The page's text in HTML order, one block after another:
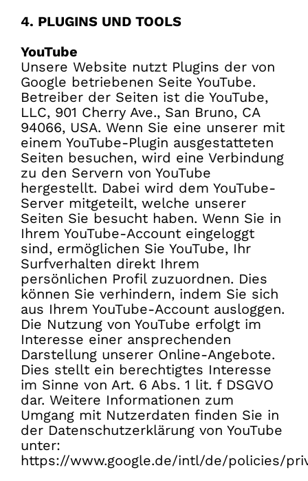
4. PLUGINS UND TOOLS
YouTube
Unsere Website nutzt Plugins der von
Google betriebenen Seite YouTube.
Betreiber der Seiten ist die YouTube,
LLC, 901 Cherry Ave., San Bruno, CA
94066, USA. Wenn Sie eine unserer mit
einem YouTube-Plugin ausgestatteten
Seiten besuchen, wird eine Verbindung
zu den Servern von YouTube
hergestellt. Dabei wird dem YouTube-
Server mitgeteilt, welche unserer
Seiten Sie besucht haben. Wenn Sie in
Ihrem YouTube-Account eingeloggt
sind, ermöglichen Sie YouTube, Ihr
Surfverhalten direkt Ihrem
persönlichen Profil zuzuordnen. Dies
können Sie verhindern, indem Sie sich
aus Ihrem YouTube-Account ausloggen.
Die Nutzung von YouTube erfolgt im
Interesse einer ansprechenden
Darstellung unserer Online-Angebote.
Dies stellt ein berechtigtes Interesse
im Sinne von Art. 6 Abs. 1 lit. f DSGVO
dar. Weitere Informationen zum
Umgang mit Nutzerdaten finden Sie in
der Datenschutzerklärung von YouTube
unter:
https://www.google.de/intl/de/policies/